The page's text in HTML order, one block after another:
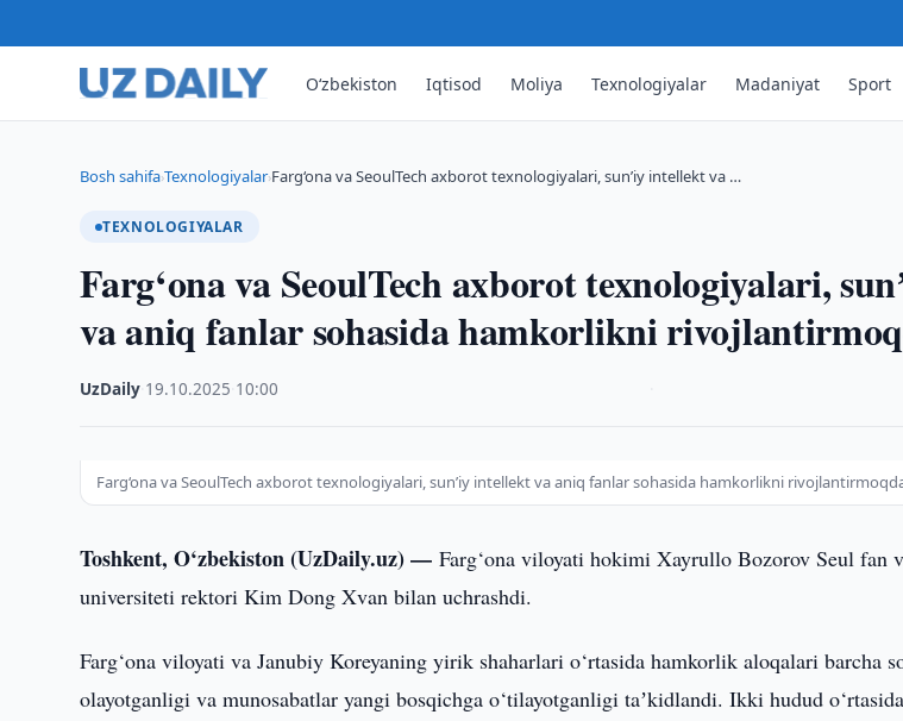
O‘zbekiston Iqtisod Moliya Texnologiyalar Madaniyat Sport
Bosh sahifa›Texnologiyalar›Farg‘ona va SeoulTech axborot texnologiyalari, sunʼiy intellekt va …
TEXNOLOGIYALAR
Farg‘ona va SeoulTech axborot texnologiyalari,
va aniq fanlar sohasida hamkorlikni
UzDaily 19.10.2025 10:00
Farg‘ona va SeoulTech axborot texnologiyalari, sunʼiy intellekt va aniq fanlar sohasida hamkorlikni
Toshkent, O‘zbekiston (UzDaily.uz) —Farg‘ona viloyati hokimi Xayrullo Bozorov Seul fan
universiteti rektori Kim Dong Xvan bilan uchrashdi.
Farg‘ona viloyati va Janubiy Koreyaning yirik shaharlari o‘rtasida hamkorlik aloqalari barcha
olayotganligi va munosabatlar yangi bosqichga o‘tilayotganligi taʼkidlandi. Ikki hudud